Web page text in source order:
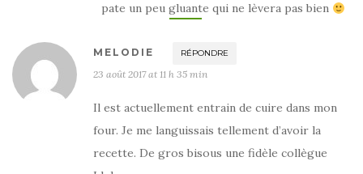
pate un peu gluante qui ne lèvera pas bien
MELODIE RÉPONDRE
23 août 2017 at 11 h 35 min
Il est actuellement entrain de cuire dans mon
four. Je me languissais tellement d’avoir la
recette. De gros bisous une fidèle collègue